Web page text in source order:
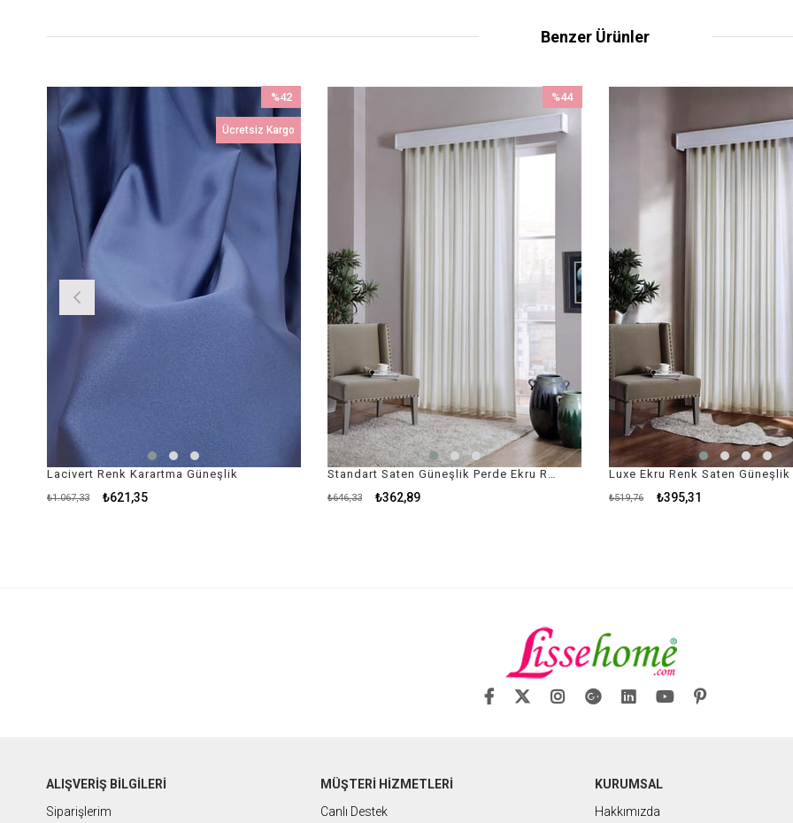
Benzer Ürünler
Lacivert Renk Karartma Güneşlik
₺621,35
₺1.067,33
%42
İndirim
%42İndirim
Ücretsiz Kargo
Standart Saten Güneşlik Perde Ekru Renk
₺362,89
₺646,33
%44
İndirim
%44İndirim
Luxe Ekru Renk Saten Güneşlik
₺395,31
₺519,76
ALIŞVERİŞ BİLGİLERİ
Siparişlerim
MÜŞTERİ HİZMETLERİ
Canlı Destek
KURUMSAL
Hakkımızda